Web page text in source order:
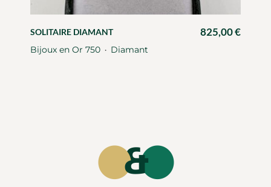
SOLITAIRE DIAMANT 825,00€
Bijoux en Or 750 ・ Diamant